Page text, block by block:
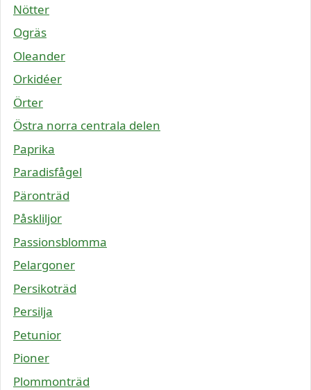
Nötter
Ogräs
Oleander
Orkidéer
Örter
Östra norra centrala delen
Paprika
Paradisfågel
Päronträd
Påskliljor
Passionsblomma
Pelargoner
Persikoträd
Persilja
Petunior
Pioner
Plommonträd